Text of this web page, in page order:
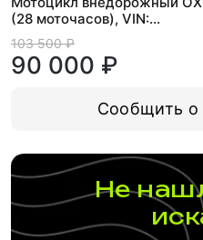
(28 моточасов), VIN:
L6XYCNLA5S3001917
103 500 ₽
90 000 ₽
Сообщить о
Не